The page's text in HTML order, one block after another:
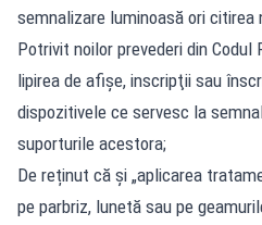
semnalizare luminoasă ori
Potrivit noilor prevederi din
lipirea de afişe, inscripţii sau
dispozitivele ce servesc la
suporturile acestora;
De reținut că și „aplicarea
pe parbriz, lunetă sau pe